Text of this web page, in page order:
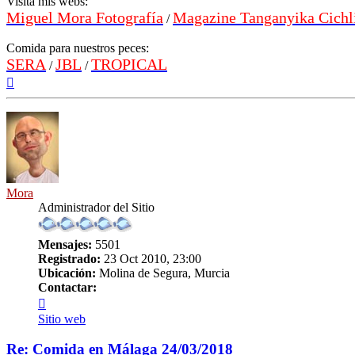
Miguel Mora Fotografía /Magazine Tanganyika
Comida para nuestros peces:
SERA /JBL /TROPICAL
Mora
Administrador del Sitio
Mensajes: 5501
Registrado: 23 Oct 2010, 23:00
Ubicación: Molina de Segura, Murcia
Contactar:
Mora
Sitio web
Re: Comida en Málaga 24/03/2018